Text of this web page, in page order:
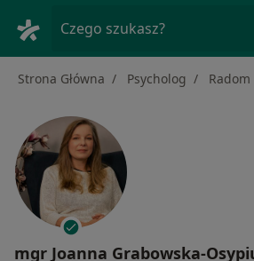
Czego szukasz?
Strona Główna Psycholog Radom
mgr Joanna Grabowska-